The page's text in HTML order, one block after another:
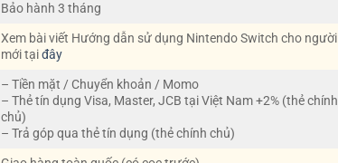
Bảo hành 3 tháng
Xem bài viết Hướng dẫn sử dụng Nintendo Switch cho người
mới tạiđây
– Tiền mặt / Chuyển khoản / Momo
– Thẻ tín dụng Visa, Master, JCB tại Việt Nam +2% (thẻ chính
chủ)
– Trả góp qua thẻ tín dụng (thẻ chính chủ)